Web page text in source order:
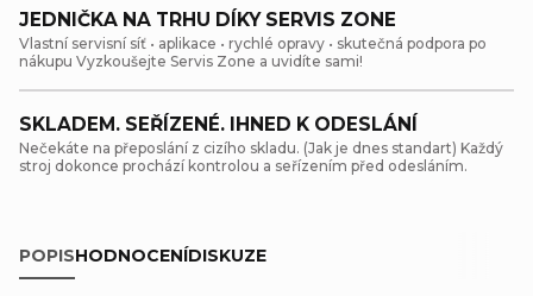
JEDNIČKA NA TRHU DÍKY SERVIS ZONE
Vlastní servisní síť • aplikace • rychlé opravy • skutečná podpora po
nákupu Vyzkoušejte Servis Zone a uvidíte sami!
SKLADEM. SEŘÍZENÉ. IHNED K ODESLÁNÍ
Nečekáte na přeposlání z cizího skladu. (Jak je dnes standart) Každý
stroj dokonce prochází kontrolou a seřízením před odesláním.
POPISHODNOCENÍDISKUZE